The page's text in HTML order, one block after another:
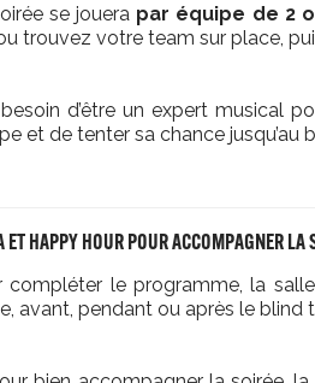
se jouera par équipe de 2
trouvez votre team sur place,
d’être un expert musical
et de tenter sa chance jusqu’au
ET HAPPY HOUR POUR ACCOMPAGNER LA
compléter le programme, la
avant, pendant ou après le blind